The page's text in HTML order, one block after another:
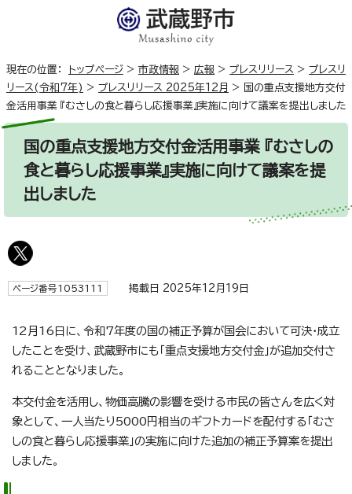
現在の位置： トップページ > 市政情報 > 広報 > プレスリリース > プレスリ
リース(令和7年) > プレスリリース 2025年12月 > 国の重点支援地方交付
金活用事業 『むさしの食と暮らし応援事業』実施に向けて議案を提出しました
国の重点支援地方交付金活用事業 『むさしの
食と暮らし応援事業』実施に向けて議案を提
出しました
ページ番号1053111 掲載日 2025年12月19日
12月16日に、令和7年度の国の補正予算が国会において可決・成立
したことを受け、武蔵野市にも「重点支援地方交付金」が追加交付さ
れることとなりました。
本交付金を活用し、物価高騰の影響を受ける市民の皆さんを広く対
象として、一人当たり5000円相当のギフトカードを配付する「むさ
しの食と暮らし応援事業」の実施に向けた追加の補正予算案を提出
しました。